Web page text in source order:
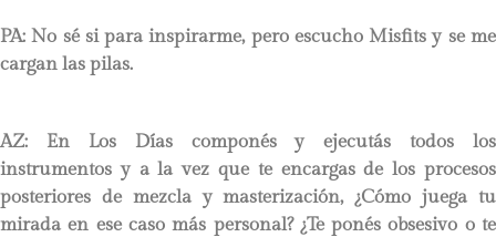
PA: No sé si para inspirarme, pero escucho Misfits y se me
cargan las pilas.
AZ: En Los Días componés y ejecutás todos los
instrumentos y a la vez que te encargas de los procesos
posteriores de mezcla y masterización, ¿Cómo juega tu
mirada en ese caso más personal? ¿Te ponés obsesivo o te